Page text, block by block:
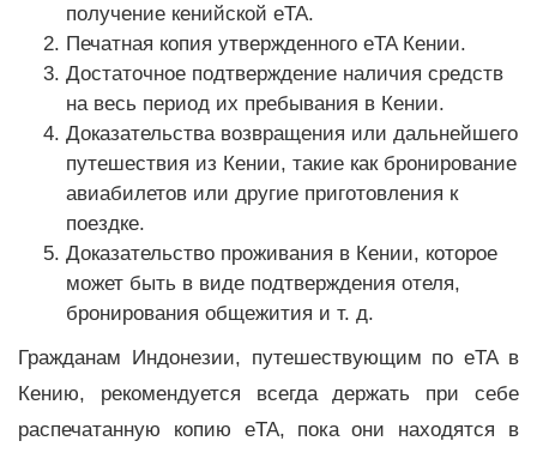
получение кенийской eTA.
Печатная копия утвержденного eTA Кении.
Достаточное подтверждение наличия средств
на весь период их пребывания в Кении.
Доказательства возвращения или дальнейшего
путешествия из Кении, такие как бронирование
авиабилетов или другие приготовления к
поездке.
Доказательство проживания в Кении, которое
может быть в виде подтверждения отеля,
бронирования общежития и т. д.
Гражданам Индонезии, путешествующим по eTA в
Кению, рекомендуется всегда держать при себе
распечатанную копию eTA, пока они находятся в